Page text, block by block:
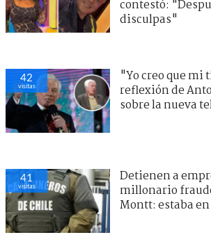
contestó:
disculpas"
42
visitas
"Yo creo que mi
reflexión de
sobre la nueva
41
visitas
Detienen a
millonario
Montt: estaba